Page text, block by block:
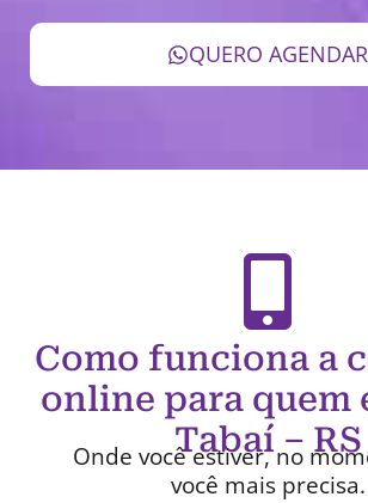
QUERO AGENDAR
Como funciona a
online para quem
Tabaí – RS
Onde você estiver, no
você mais precisa.